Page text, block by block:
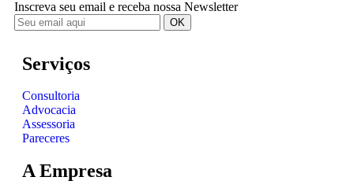
Inscreva seu email e receba nossa Newsletter
Serviços
Consultoria
Advocacia
Assessoria
Pareceres
A Empresa